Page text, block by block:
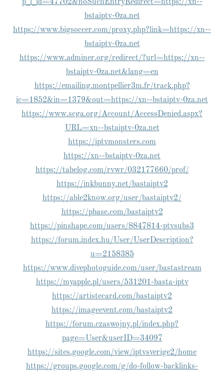
p_l_id=47702&noSuchEntryRedirect=https://xn--
bstaiptv-0za.net
https://www.bigsoccer.com/proxy.php?link=https://xn--
bstaiptv-0za.net
https://www.adminer.org/redirect/?url=https://xn--
bstaiptv-0za.net&lang=en
https://emailing.montpellier3m.fr/track.php?
ic=1852&in=1379&out=https://xn--bstaiptv-0za.net
https://www.scga.org/Account/AccessDenied.aspx?
URL=xn--bstaiptv-0za.net
https://iptvmonsters.com
https://xn--bstaiptv-0za.net
https://tabelog.com/rvwr/032177660/prof/
https://inkbunny.net/bastaiptv2
https://able2know.org/user/bastaiptv2/
https://pbase.com/bastaiptv2
https://pinshape.com/users/8847814-ptvsubs3
https://forum.index.hu/User/UserDescription?
u=2158385
https://www.divephotoguide.com/user/bastastream
https://myapple.pl/users/531201-basta-iptv
https://artistecard.com/bastaiptv2
https://imageevent.com/bastaiptv2
https://forum.czaswojny.pl/index.php?
page=User&userID=34097
https://sites.google.com/view/iptvsverige2/home
https://groups.google.com/g/do-follow-backlinks-